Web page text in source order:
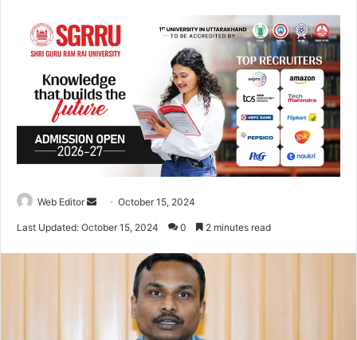
Web Editor October 15, 2024
Last Updated: October 15, 2024 0 2 minutes read